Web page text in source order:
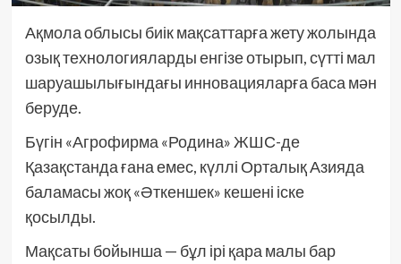
Ақмола облысы биік мақсаттарға жету жолында
озық технологияларды енгізе отырып, сүтті мал
шаруашылығындағы инновацияларға баса мән
беруде.
Бүгін «Агрофирма «Родина» ЖШС-де
Қазақстанда ғана емес, күллі Орталық Азияда
баламасы жоқ «Әткеншек» кешені іске
қосылды.
Мақсаты бойынша — бұл ірі қара малы бар